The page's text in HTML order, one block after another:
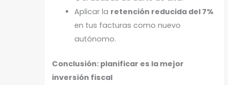
Aplicar la retención reducida del 7%
en tus facturas como nuevo
autónomo.
Conclusión: planificar es la mejor
inversión fiscal